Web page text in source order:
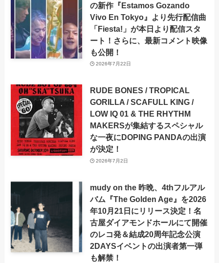
の新作『Estamos Gozando
Vivo En Tokyo』より先行配信曲
「Fiesta!」が本日より配信スタ
ート！さらに、最新コメント映像
も公開！
2026年7月22日
RUDE BONES / TROPICAL
GORILLA / SCAFULL KING /
LOW IQ 01 & THE RHYTHM
MAKERSが集結するスペシャル
な一夜にDOPING PANDAの出演
が決定！
2026年7月2日
mudy on the 昨晩、4thフルアル
バム『The Golden Age』を2026
年10月21日にリリース決定！名
古屋ダイアモンドホールにて開催
のレコ発＆結成20周年記念公演
2DAYSイベントの出演者第一弾
も解禁！